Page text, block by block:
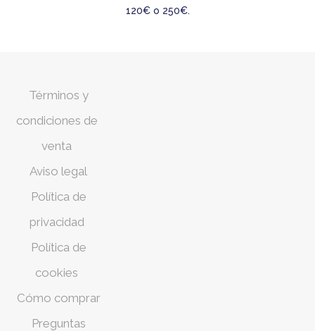
120€ o 250€.
Términos y
condiciones de
venta
Aviso legal
Política de
privacidad
Política de
cookies
Cómo comprar
Preguntas